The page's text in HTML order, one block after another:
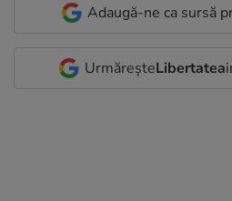
Adaugă-ne ca sursă
UrmăreșteLibertatea